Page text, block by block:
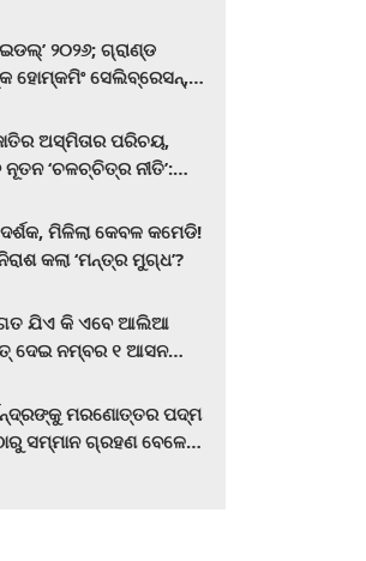
୨୦୨୬; ଗ୍ରାଣ୍ଡ
ହୋମ୍‍କମିଂ ସେଲିବ୍ରେସନ୍‍,
ଅସ୍ମିତାର ପରିଚୟ,
‘ଚଳଚ୍ଚିତ୍ର ନୀତି’:
ମିଳିଲା କେବଳ କମେଡି!
କଲା ‘ମନ୍ତ୍ର ମୁଗ୍ଧ’?
ଯିଏ କି ଏବେ ଆଲିଆ
ଦେଇ ନମ୍ବର ୧ ଆସନ
ମରଣୋତ୍ତର ପଦ୍ମ
ସମ୍ମାନ ଗ୍ରହଣ ବେଳେ